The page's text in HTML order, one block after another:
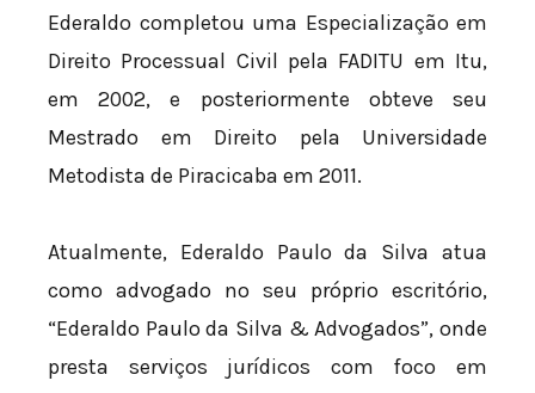
Ederaldo completou uma Especialização em
Direito Processual Civil pela FADITU em Itu,
em 2002, e posteriormente obteve seu
Mestrado em Direito pela Universidade
Metodista de Piracicaba em 2011.
Atualmente, Ederaldo Paulo da Silva atua
como advogado no seu próprio escritório,
“Ederaldo Paulo da Silva & Advogados”, onde
presta serviços jurídicos com foco em